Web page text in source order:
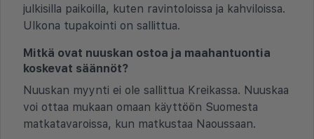
julkisilla paikoilla, kuten ravintoloissa ja kahviloissa.
Ulkona tupakointi on sallittua.
Mitkä ovat nuuskan ostoa ja maahantuontia
koskevat säännöt?
Nuuskan myynti ei ole sallittua Kreikassa. Nuuskaa
voi ottaa mukaan omaan käyttöön Suomesta
matkatavaroissa, kun matkustaa Naoussaan.